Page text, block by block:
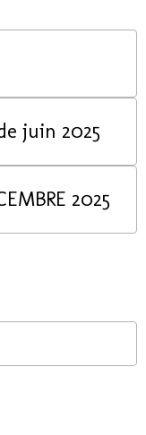
inscription Passage de grade juin 2025
2025